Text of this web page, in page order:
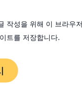
작성을 위해 이 브라우
트를 저장합니다.